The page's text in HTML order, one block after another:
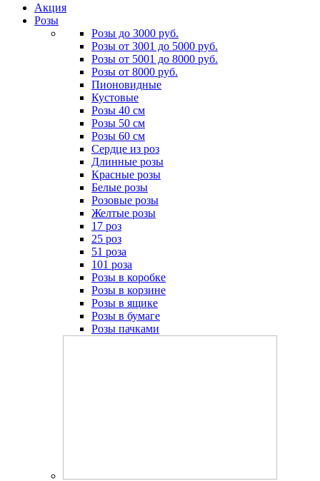
Акция
Розы
Розы до 3000 руб.
Розы от 3001 до 5000 руб.
Розы от 5001 до 8000 руб.
Розы от 8000 руб.
Пионовидные
Кустовые
Розы 40 см
Розы 50 см
Розы 60 см
Сердце из роз
Длинные розы
Красные розы
Белые розы
Розовые розы
Желтые розы
17 роз
25 роз
51 роза
101 роза
Розы в коробке
Розы в корзине
Розы в ящике
Розы в бумаге
Розы пачками